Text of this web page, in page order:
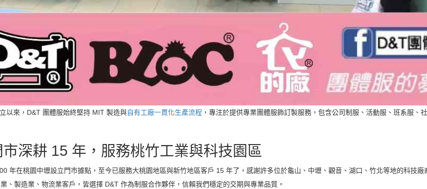
以來，D&T 團體服始終堅持 MIT 製造與自有工廠一貫化生產流程 ，專注於提供專業團體服飾訂製服務，包含公司制服、活動服、班系服、
市深耕 15 年，服務桃竹工業與科技園區
年在桃園中壢設立門市據點，至今已服務大桃園地區與新竹地區客戶 15 年了，感謝許多位於龜山、中壢、觀音、湖口、竹北等地的科技廠
、製造業、物流業客戶，皆選擇 D&T 作為制服合作夥伴，信賴我們穩定的交期與專業品質。